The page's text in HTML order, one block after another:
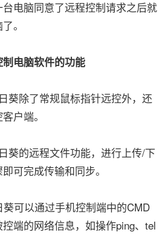
电脑同意了远程控制请求之后就
。
电脑软件的功能
除了常规鼠标指针远控外，还
户端。
的远程文件功能，进行上传/下
可完成传输和同步。
可以通过手机控制端中的CMD
端的网络信息，如操作ping、tel